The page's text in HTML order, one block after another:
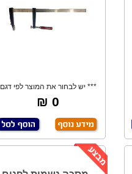
*** יש לבחור את המוצר לפי דגם
ואורך- לבח
0 ₪